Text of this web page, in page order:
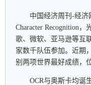
中国经济周刊-经济
Character Recognition
歌、微软、亚马逊等互
家数千队伍参加。近期
别两项世界最好成绩，
OCR与奥斯卡均诞